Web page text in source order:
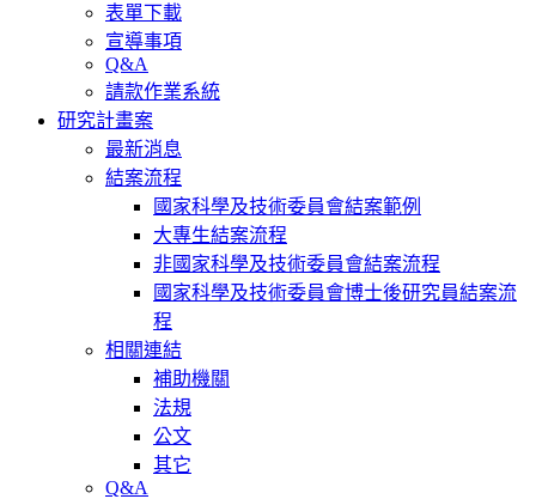
表單下載
宣導事項
Q&A
請款作業系統
研究計畫案
最新消息
結案流程
國家科學及技術委員會結案範例
大專生結案流程
非國家科學及技術委員會結案流程
國家科學及技術委員會博士後研究員結案流
程
相關連結
補助機關
法規
公文
其它
Q&A